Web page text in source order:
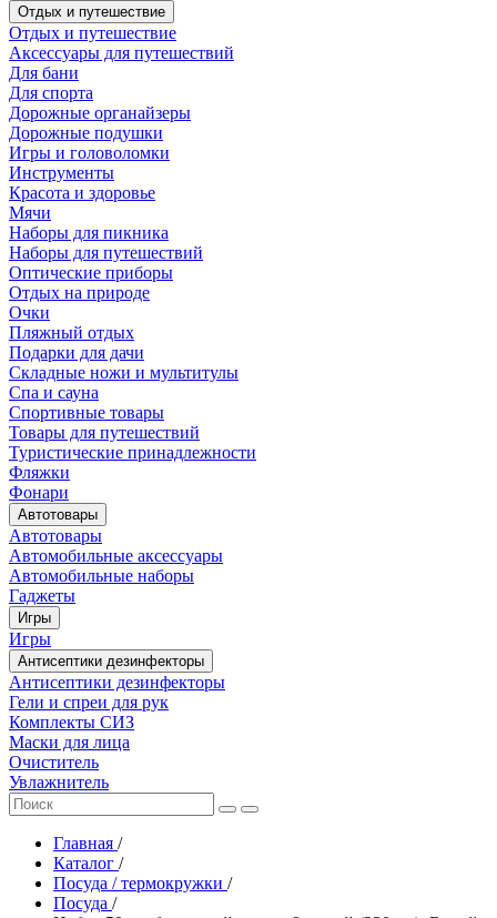
Отдых и путешествие
Отдых и путешествие
Аксессуары для путешествий
Для бани
Для спорта
Дорожные органайзеры
Дорожные подушки
Игры и головоломки
Инструменты
Красота и здоровье
Мячи
Наборы для пикника
Наборы для путешествий
Оптические приборы
Отдых на природе
Очки
Пляжный отдых
Подарки для дачи
Складные ножи и мультитулы
Спа и сауна
Спортивные товары
Товары для путешествий
Туристические принадлежности
Фляжки
Фонари
Автотовары
Автотовары
Автомобильные аксессуары
Автомобильные наборы
Гаджеты
Игры
Игры
Антисептики дезинфекторы
Антисептики дезинфекторы
Гели и спреи для рук
Комплекты СИЗ
Маски для лица
Очиститель
Увлажнитель
Главная /
Каталог /
Посуда / термокружки /
Посуда /